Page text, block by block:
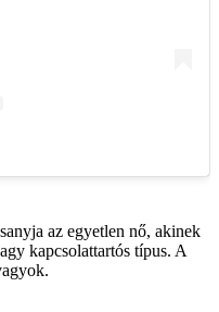
az egyetlen nő, akinek
kapcsolattartós típus. A